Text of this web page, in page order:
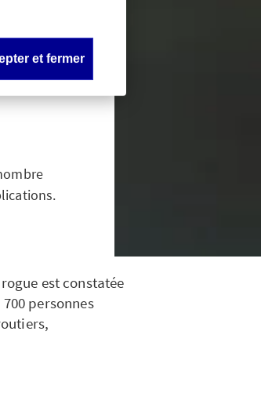
est constatée
personnes
et fermer